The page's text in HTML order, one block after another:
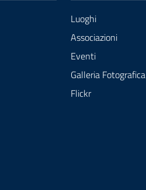
Luoghi
Associazioni
Eventi
Galleria Fotografica
Flickr